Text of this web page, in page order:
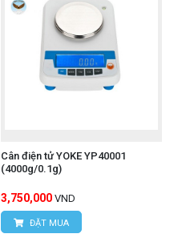
Cân điện tử YOKE YP40001
(4000g/0.1g)
3,750,000 VND
ĐẶT MUA